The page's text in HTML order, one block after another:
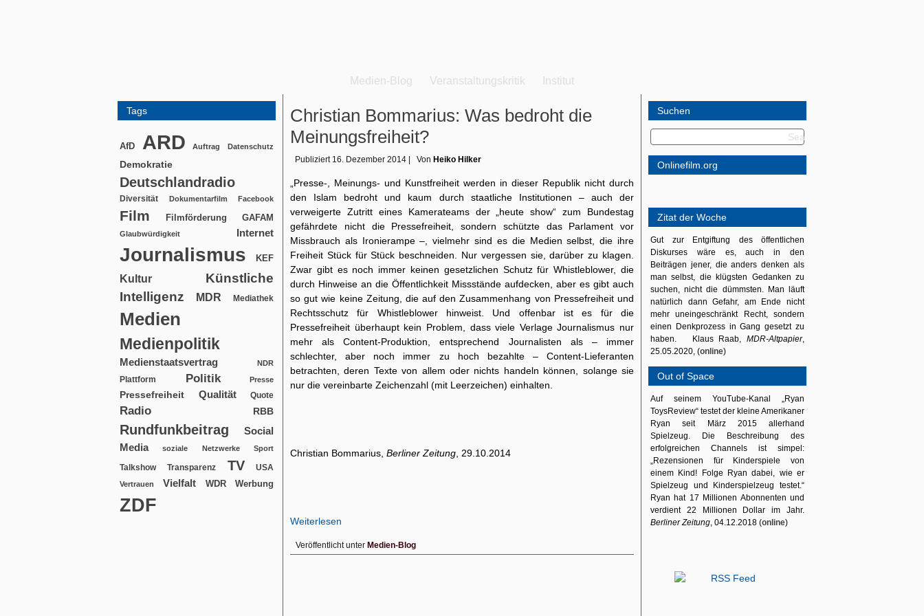
Medien-Blog Veranstaltungskritik Institut
Tags
AfD ARD Auftrag Datenschutz
Demokratie
Deutschlandradio
Diversität Dokumentarfilm Facebook
Film Filmförderung GAFAM
Glaubwürdigkeit Internet
Journalismus KEF
Kultur
Künstliche
Intelligenz
MDR Mediathek
Medien
Medienpolitik
Medienstaatsvertrag NDR
Plattform Politik Presse
Pressefreiheit Qualität Quote
Radio RBB
Rundfunkbeitrag
Social
Media
soziale Netzwerke Sport
Talkshow Transparenz TV USA
Vertrauen Vielfalt WDR Werbung
ZDF
Christian Bommarius: Was bedroht die
Meinungsfreiheit?
Publiziert 16. Dezember 2014 Von Heiko Hilker
„Presse-, Meinungs- und Kunstfreiheit werden in dieser Republik nicht durch
den Islam bedroht und kaum durch staatliche Institutionen – auch der
verweigerte Zutritt eines Kamerateams der „heute show“ zum Bundestag
gefährdete nicht die Pressefreiheit, sondern schützte das Parlament vor
Missbrauch als Ironierampe –, vielmehr sind es die Medien selbst, die ihre
Freiheit Stück für Stück beschneiden. Nur vergessen sie, darüber zu klagen.
Zwar gibt es noch immer keinen gesetzlichen Schutz für Whistleblower, die
durch Hinweise an die Öffentlichkeit Missstände aufdecken, aber es gibt auch
so gut wie keine Zeitung, die auf den Zusammenhang von Pressefreiheit und
Rechtsschutz für Whistleblower hinweist. Und offenbar ist es für die
Pressefreiheit überhaupt kein Problem, dass viele Verlage Journalismus nur
mehr als Content-Produktion, entsprechend Journalisten als – immer
schlechter, aber noch immer zu hoch bezahlte – Content-Lieferanten
betrachten, deren Texte von allem oder nichts handeln können, solange sie
nur die vereinbarte Zeichenzahl (mit Leerzeichen) einhalten.
Christian Bommarius, Berliner Zeitung , 29.10.2014
Weiterlesen
Veröffentlicht unter Medien-Blog
Suchen
Onlinefilm.org
Zitat der Woche
Gut zur Entgiftung des öffentlichen
Diskurses wäre es, auch in den
Beiträgen jener, die anders denken als
man selbst, die klügsten Gedanken zu
suchen, nicht die dümmsten. Man läuft
natürlich dann Gefahr, am Ende nicht
mehr uneingeschränkt Recht, sondern
einen Denkprozess in Gang gesetzt zu
haben. Klaus Raab, MDR-Altpapier,
25.05.2020, (online)
Out of Space
Auf seinem YouTube-Kanal „Ryan
ToysReview“ testet der kleine Amerikaner
Ryan seit März 2015 allerhand
Spielzeug. Die Beschreibung des
erfolgreichen Channels ist simpel:
„Rezensionen für Kinderspiele von
einem Kind! Folge Ryan dabei, wie er
Spielzeug und Kinderspielzeug testet.“
Ryan hat 17 Millionen Abonnenten und
verdient 22 Millionen Dollar im Jahr.
Berliner Zeitung, 04.12.2018 (online)